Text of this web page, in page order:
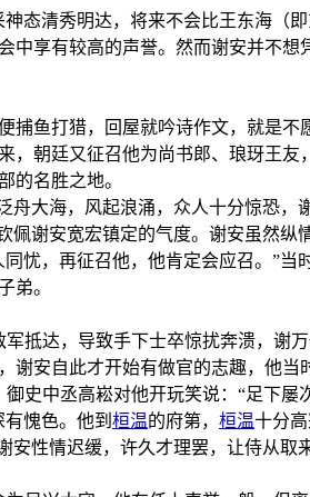
态清秀明达，将来不会比王东海（
中享有较高的声誉。然而谢安并不
捕鱼打猎，回屋就吟诗作文，就是
朝廷又征召他为尚书郎、琅玡王
的名胜之地。
舟大海，风起浪涌，众人十分惊恐，
谢安宽宏镇定的气度。谢安虽然纵
，再征召他，他肯定会应召。”当
弟。
抵达，导致手下士卒惊扰奔溃，谢
安自此才开始有做官的志趣，他当
史中丞高崧对他开玩笑说：“足下
愧色。他到 桓温的府第， 桓温十分
性情迟缓，许久才理罢，让侍从取